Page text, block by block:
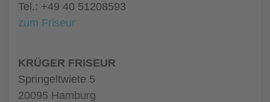
Tel.: +49 40 51208593
zum Friseur
KRÜGER FRISEUR
Springeltwiete 5
20095 Hamburg